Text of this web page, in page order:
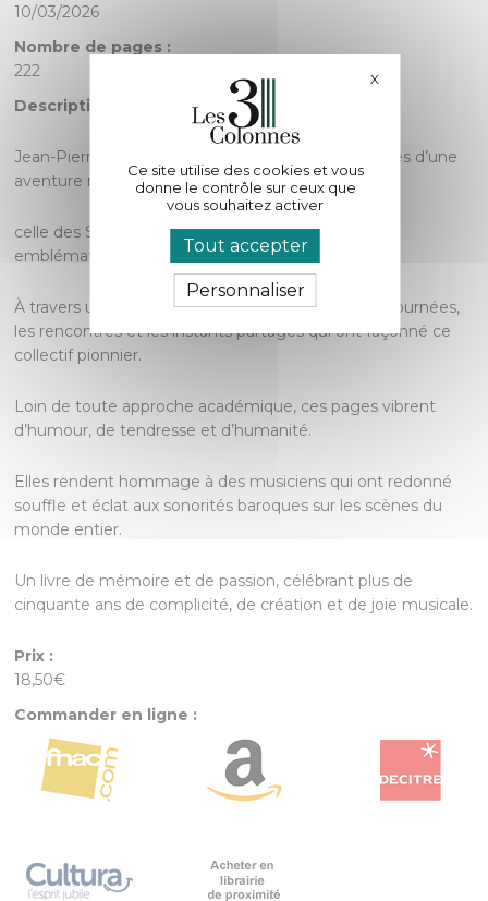
10/03/2026
Nombre de pages :
222
Description :
Jean-Pierre Canihac nous entraîne dans les coulisses d’une
aventure musicale hors du commun :
celle des Sacqueboutiers de Toulouse, ensemble
emblématique de cuivres anciens.
À travers une série de récits vivants, il raconte les tournées,
les rencontres et les instants partagés qui ont façonné ce
collectif pionnier.
Loin de toute approche académique, ces pages vibrent
d’humour, de tendresse et d’humanité.
Elles rendent hommage à des musiciens qui ont redonné
souffle et éclat aux sonorités baroques sur les scènes du
monde entier.
Un livre de mémoire et de passion, célébrant plus de
cinquante ans de complicité, de création et de joie musicale.
Prix :
18,50€
Commander en ligne :
Ce site utilise des cookies et vous
donne le contrôle sur ceux que
vous souhaitez activer
Tout accepter
Personnaliser
XMasquer le